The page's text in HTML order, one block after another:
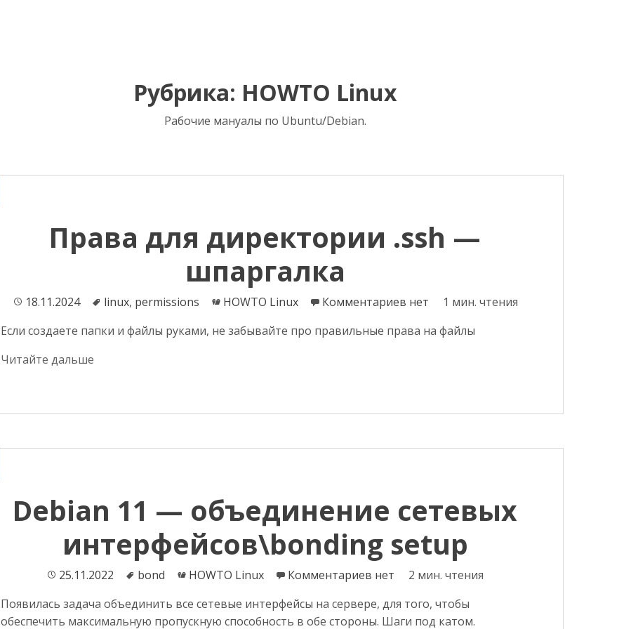
Рубрика: HOWTO Linux
Рабочие мануалы по Ubuntu/Debian.
Права для директории .ssh —
шпаргалка
Опубликовано
18.11.2024 Теги
linux, permissions Категории
HOWTO Linux Комментариев нет
1 мин. чтения
Если создаете папки и файлы руками, не забывайте про правильные права на файлы
Читайте дальше
Debian 11 — объединение сетевых
интерфейсов\bonding setup
Опубликовано
25.11.2022 Теги
bond Категории
HOWTO Linux Комментариев нет
2 мин. чтения
Появилась задача объединить все сетевые интерфейсы на сервере, для того, чтобы
обеспечить максимальную пропускную способность в обе стороны. Шаги под катом.